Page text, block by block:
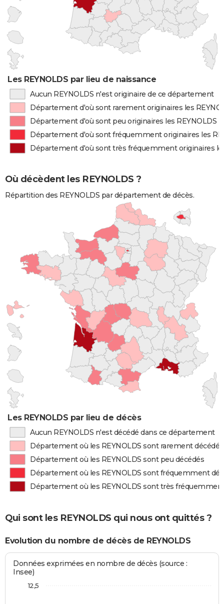
Les REYNOLDS par lieu de naissance
Aucun REYNOLDS n'est originaire de ce département
Département d'où sont rarement originaires les
Département d'où sont peu originaires les REYNOLDS
Département d'où sont fréquemment originaires les
Département d'où sont très fréquemment originaires
Où décèdent les REYNOLDS ?
Répartition des REYNOLDS par département de décès.
Les REYNOLDS par lieu de décès
Aucun REYNOLDS n'est décédé dans ce département
Département où les REYNOLDS sont rarement décédés
Département où les REYNOLDS sont peu décédés
Département où les REYNOLDS sont fréquemment
Département où les REYNOLDS sont très
Qui sont les REYNOLDS qui nous ont quittés ?
Evolution du nombre de décès de REYNOLDS
Données exprimées en nombre de décès (source :
Insee)
12,5